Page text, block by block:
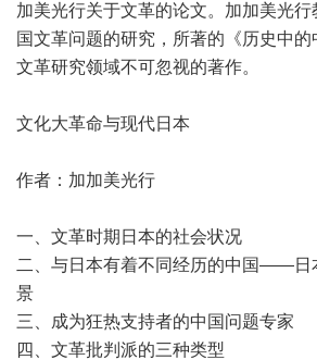
加美光行关于文革的论文。加加美光
国文革问题的研究，所著的《历史中
文革研究领域不可忽视的著作。
文化大革命与现代日本
作者：加加美光行
一、文革时期日本的社会状况
二、与日本有着不同经历的中国——日
景
三、成为狂热支持者的中国问
四、文革批判派的三种类型